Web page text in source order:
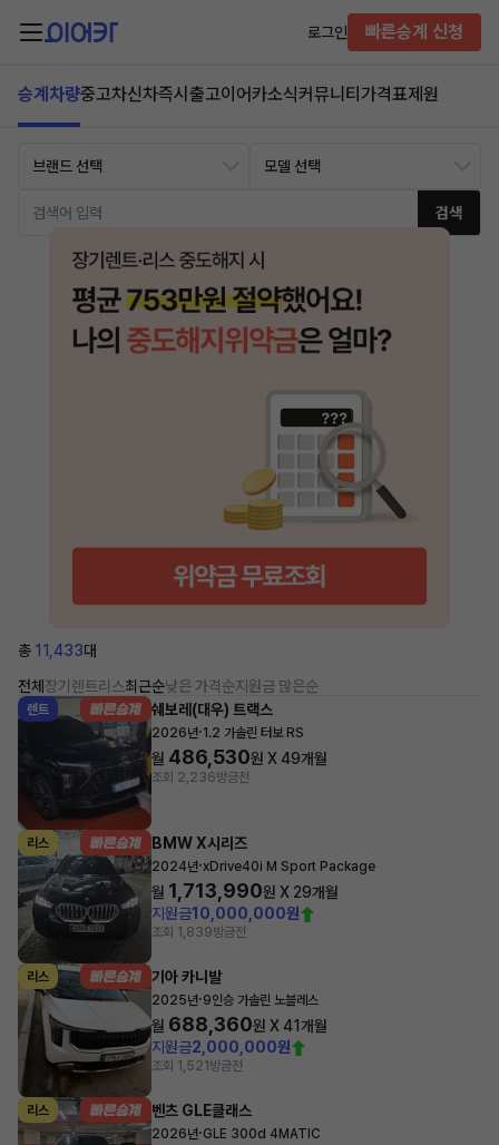
로그인 빠른승계 신청
승계차량중고차신차즉시출고이어카소식커뮤니티 가격표제원
검색
총 11,433대
전체 장기렌트리스최근순낮은 가격순지원금 많은순
렌트 쉐보레(대우) 트랙스
2026년·1.2 가솔린 터보 RS
월 486,530원 X49개월
조회 2,236방금전
리스 BMW X시리즈
2024년·xDrive40i M Sport Package
월 1,713,990원 X 29개월
지원금10,000,000원
조회 1,839방금전
리스 기아 카니발
2025년·9인승 가솔린 노블레스
월 688,360원 X41개월
지원금2,000,000원
조회 1,521 방금전
리스 벤츠 GLE클래스
2026년·GLE 300d 4MATIC